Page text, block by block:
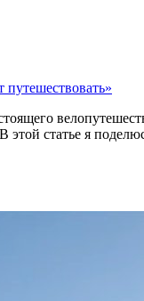
путешествовать»
этой статье я